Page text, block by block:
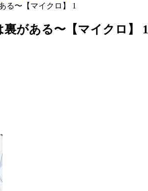
る〜【マイクロ】 1
がある〜【マイクロ】 1